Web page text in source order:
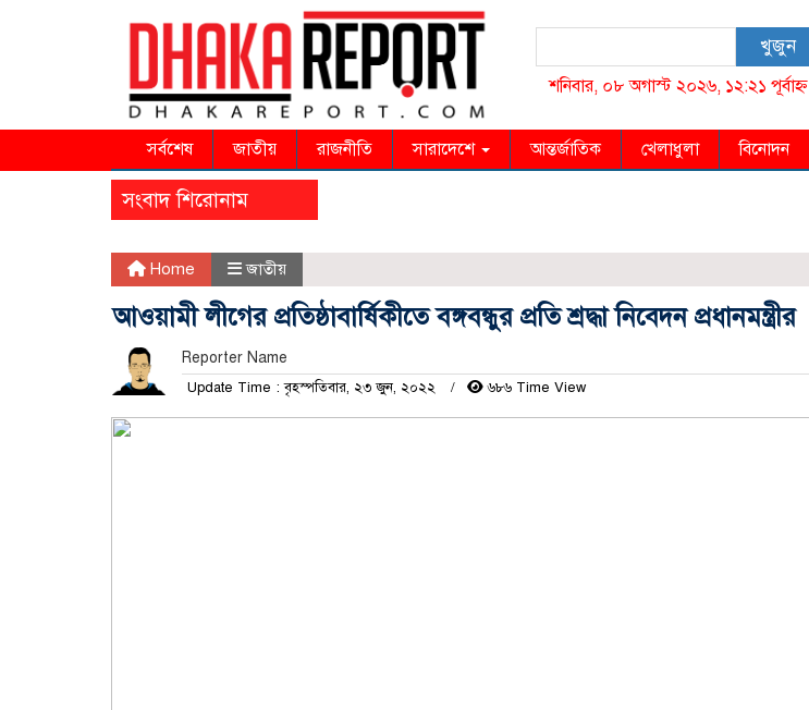
খুজুন
শনিবার, ০৮ অগাস্ট ২০২৬, ১২:২১ পূর্বাহ্ন
সর্বশেষ জাতীয় রাজনীতি সারাদেশে আন্তর্জাতিক খেলাধুলা বিনোদন
সংবাদ শিরোনাম
Home জাতীয়
আওয়ামী লীগের প্রতিষ্ঠাবার্ষিকীতে বঙ্গবন্ধুর প্রতি শ্রদ্ধা নিবেদন প্রধানমন্ত্রীর
Reporter Name
Update Time : বৃহস্পতিবার, ২৩ জুন, ২০২২ ৬৮৬ Time View